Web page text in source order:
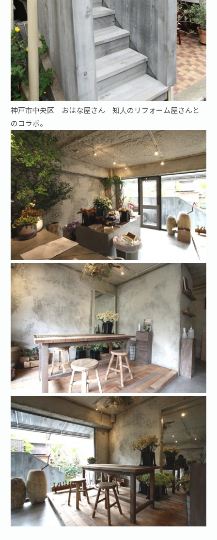
神戸市中央区 おはな屋さん 知人のリフォーム屋さんと
のコラボ。